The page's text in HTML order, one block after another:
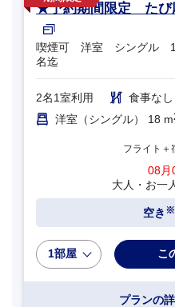
★予約期間限定 た
喫煙可 洋室 シングル
名迄
2名1室利用
食事なし
洋室（シングル） 18 m
フライト＋
08月
大人・お一
空き ※
1部屋
プランの